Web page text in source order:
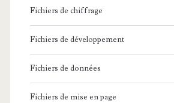
Fichiers de chiffrage
Fichiers de développement
Fichiers de données
Fichiers de mise en page